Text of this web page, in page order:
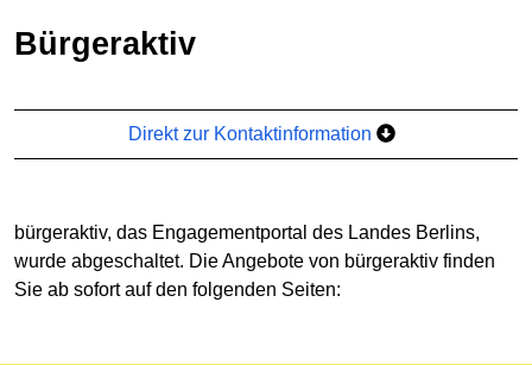
bürgeraktiv
Direkt zur Kontaktinformation
bürgeraktiv, das Engagementportal des Landes Berlins,
wurde abgeschaltet. Die Angebote von bürgeraktiv finden
Sie ab sofort auf den folgenden Seiten: